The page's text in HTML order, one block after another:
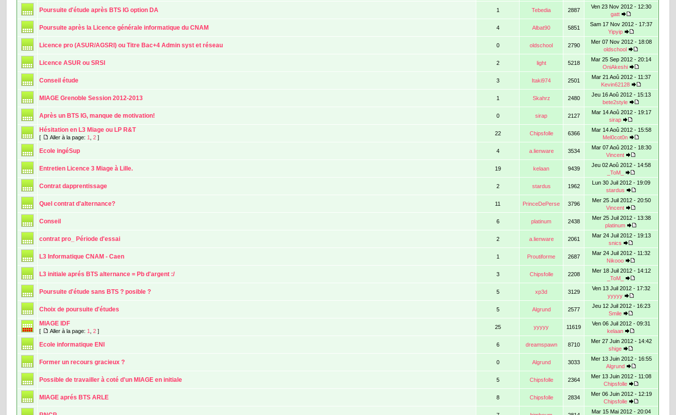
Poursuite d'étude après BTS IG option DA 1 Tebedia 2887
Ven 23 Nov 2012 - 12:30
gatt
Poursuite après la Licence générale informatique du CNAM 4 Albat90 5851
Sam 17 Nov 2012 - 17:37
Yipyip
Licence pro (ASUR/AGSRI) ou Titre Bac+4 Admin syst et réseau 0 oldschool 2790
Mer 07 Nov 2012 - 18:08
oldschool
Licence ASUR ou SRSI 2 light 5218
Mar 25 Sep 2012 - 20:14
OniAkeshi
Conseil étude 3 Itaki974 2501
Mar 21 Aoû 2012 - 11:37
Kevin62128
MIAGE Grenoble Session 2012-2013 1 Skahrz 2480
Jeu 16 Aoû 2012 - 15:13
bete2style
Après un BTS IG, manque de motivation! 0 sirap 2127
Mar 14 Aoû 2012 - 19:17
sirap
Hésitation en L3 Miage ou LP R&T
[ Aller à la page: 1 ,2 ]
22 Chipsfolle 6366
Mar 14 Aoû 2012 - 15:58
Mel0cot0n
Ecole ingéSup 4 a.lienware 3534
Mar 07 Aoû 2012 - 18:30
Vincent
Entretien Licence 3 Miage à Lille. 19 kelaan 9439
Jeu 02 Aoû 2012 - 14:58
_ToM_
Contrat dapprentissage 2 stardus 1962
Lun 30 Juil 2012 - 19:09
stardus
Quel contrat d'alternance? 11 PrinceDePerse 3796
Mer 25 Juil 2012 - 20:50
Vincent
Conseil 6 platinum 2438
Mer 25 Juil 2012 - 13:38
platinum
contrat pro_ Période d'essai 2 a.lienware 2061
Mar 24 Juil 2012 - 19:13
snics
L3 Informatique CNAM - Caen 1 Proutiforme 2687
Mar 24 Juil 2012 - 11:32
Nikooo
L3 initiale aprés BTS alternance = Pb d'argent :/ 3 Chipsfolle 2208
Mer 18 Juil 2012 - 14:12
_ToM_
Poursuite d'étude sans BTS ? posible ? 5 xp3d 3129
Ven 13 Juil 2012 - 17:32
yyyyy
Choix de poursuite d'études 5 Algrund 2577
Jeu 12 Juil 2012 - 16:23
Smile
MIAGE IDF
[ Aller à la page: 1 ,2 ]
25 yyyyy 11619
Ven 06 Juil 2012 - 09:31
kelaan
Ecole informatique ENI 6 dreamspawn 8710
Mer 27 Juin 2012 - 14:42
shige
Former un recours gracieux ? 0 Algrund 3033
Mer 13 Juin 2012 - 16:55
Algrund
Possible de travailler à coté d'un MIAGE en initiale 5 Chipsfolle 2364
Mer 13 Juin 2012 - 11:08
Chipsfolle
MIAGE aprés BTS ARLE 8 Chipsfolle 2834
Mer 06 Juin 2012 - 12:19
Chipsfolle
Mar 15 Mai 2012 - 20:04